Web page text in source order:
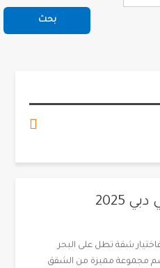
بحث
2025
تخططين لزيارة دبي في 2025، فاختيار شقة تطل على البحر
مجموعة مميزة من الشقق